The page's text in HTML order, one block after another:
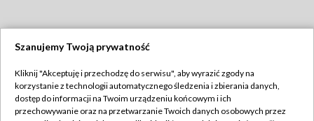
TVP
Abonament TVP
Regulamin TVP
Szanujemy Twoją prywatność
Kliknij "Akceptuję i przechodzę do serwisu", aby wyrazić zgody na
korzystanie z technologii automatycznego śledzenia i zbierania danych,
dostęp do informacji na Twoim urządzeniu końcowym i ich
przechowywanie oraz na przetwarzanie Twoich danych osobowych przez